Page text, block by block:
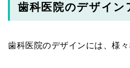
歯科医院のデザイン
歯科医院のデザインには、様